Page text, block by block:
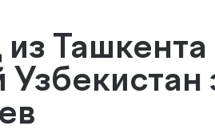
Ташкента